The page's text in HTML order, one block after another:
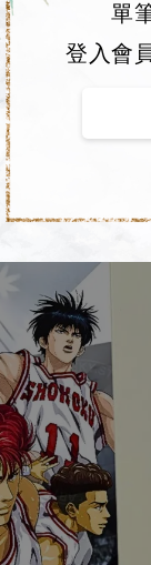
單
登入會